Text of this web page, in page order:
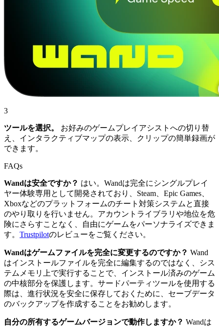
3
ツールを選択。
お好みのゲームプレイアシストへの切り替
え、インタラクティブマップの表示、クリップの簡単録画が
できます。
FAQs
Wandは安全ですか？ はい。Wandは完全にシングルプレイ
ヤー体験専用として開発されており、Steam、Epic Games、
Xboxなどのプラットフォームのチート対策システムと直接
のやり取りを行いません。アカウントライブラリや地位を危
険にさらすことなく、自由にゲームをパーソナライズできま
す。 Trustpilotのレビューをご覧ください。
Wandはゲームファイルを完全に変更するのですか？ Wand
はインストールファイルを完全に編集するのではなく、シス
テムメモリ上で実行することで、インストール済みのゲーム
の中核部分を保護します。サードパーティツールを使用する
際は、進行状況を安全に保存しておくために、セーブデータ
のバックアップを作成することをお勧めします。
自分の所有するゲームバージョンで動作しますか？ Wandは